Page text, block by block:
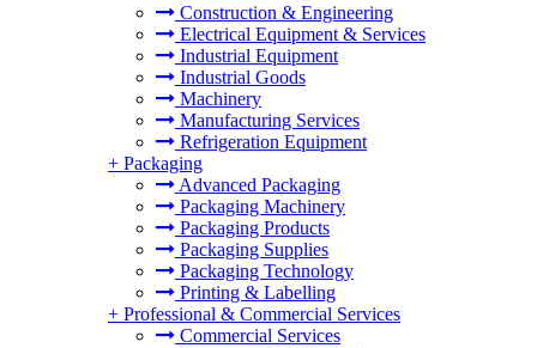
Construction & Engineering
Electrical Equipment & Services
Industrial Equipment
Industrial Goods
Machinery
Manufacturing Services
Refrigeration Equipment
+ Packaging
Advanced Packaging
Packaging Machinery
Packaging Products
Packaging Supplies
Packaging Technology
Printing & Labelling
+ Professional & Commercial Services
Commercial Services